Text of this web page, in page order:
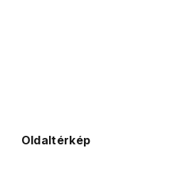
Oldaltérkép